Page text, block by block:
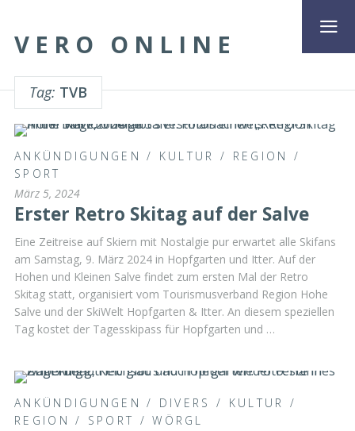
VERO ONLINE
Tag: TVB
ANKÜNDIGUNGEN / KULTUR / REGION
/
SPORT
März 5, 2024
Erster Retro Skitag auf der Salve
Eine Zeitreise auf Skiern mit Nostalgie pur erwartet alle Skifans
am Samstag, 9. März 2024 in Hopfgarten und Itter. Auf der
Hohen und Kleinen Salve findet zum ersten Mal der Retro
Skitag statt, organisiert vom Tourismusverband Region Hohe
Salve und der SkiWelt Hopfgarten & Itter. An diesem speziellen
Tag kostet der Tagesskipass für Hopfgarten und …
ANKÜNDIGUNGEN / DIVERS / KULTUR
/
REGION / SPORT /WÖRGL